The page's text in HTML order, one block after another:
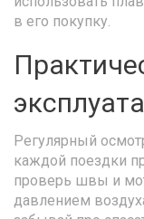
в его покупку.
Регулярный
каждой поездки
проверь швы и
давлением